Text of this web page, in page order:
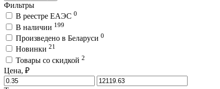
Фильтры
В реестре ЕАЭС 0
В наличии 199
Произведено в Беларуси 0
Новинки 21
Товары со скидкой 2
Цена, ₽